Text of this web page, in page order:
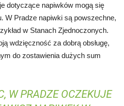
dotyczące napiwków mogą się
W Pradze napiwki są powszechne,
w Stanach Zjednoczonych.
wdzięczność za dobrą obsługę,
do zostawienia dużych sum
W PRADZE OCZEKUJE